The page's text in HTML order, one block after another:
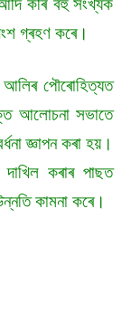
গ্ৰহণ কৰে।
আলিৰ পৌৰোহিত্যত
আলোচনা সভাতে
জ্ঞাপন কৰা হয়।
দাখিল কৰাৰ পাছত
কামনা কৰে।